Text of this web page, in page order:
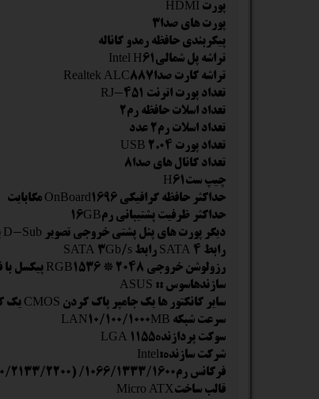
پورت HDMI
پورت های صدا3
پیکربندی حافظه رمدو کاناله
تراشه پل شمالیIntel H61
تراشه کارت صداRealtek ALC887
تعداد پورت اترنت RJ-451
تعداد اسلات حافظه رم2
تعداد اسلات رم2 عدد
تعداد پورت USB 2.04
تعداد کانال های صدا8
چیپ ستH61
حداکثر حافظه گرافیکی OnBoard1696 مگابایت
حداکثر ظرفیت پشتیبانی رم16GB
دیگر پورت های پنل پشتی خروجی تصویر D-Sub یک درگاه سریال یک درگاه موازی
رابط SATA 4 رابط SATA 3Gb/s
رزولوشن خروجی RGB1536 * 2048 پیکسل با فرکانس 75 هرتز
سازندهاسوس :: ASUS
سایر کانکتور ها یک جامپر پاک کردن CMOS یک کانکتور خروجی S/PDIF
سرعت شبکه LAN10/100/1000MB
سوکت پردازندهLGA 1155
شرکت سازنده:Intel
فرکانس رم1066/1333/1600/ (1866/2000/2133/2200) O.C
قالب ساختMicro ATX